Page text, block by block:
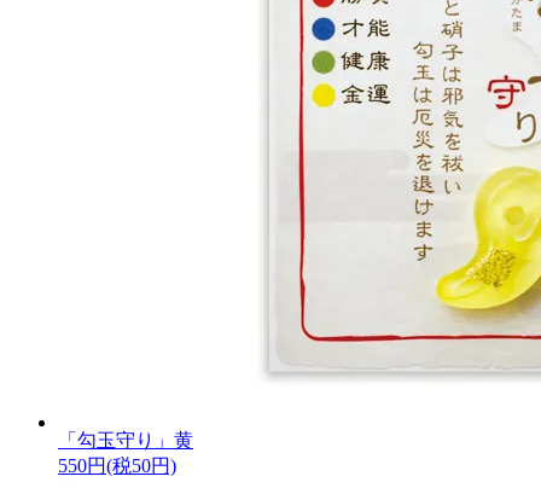
「勾玉守り」黄
550円(税50円)